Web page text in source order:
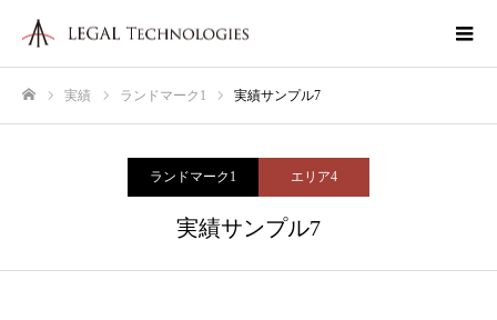
実績 ランドマーク1 実績サンプル7
ランドマーク1 エリア4
実績サンプル7